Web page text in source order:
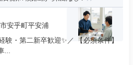
安乎町平安浦
験・第二新卒歓迎✨／ 【必須条件】